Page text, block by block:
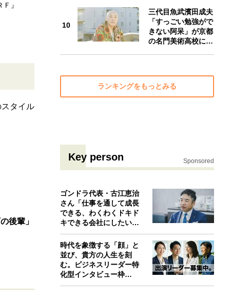
』
タイル
後輩」
10
三代目魚武濱田成夫
「すっごい勉強がで
きない阿呆」が京都
の名門美術高校に…
ランキングをもっとみる
Key person Sponsored
ゴンドラ代表・古江恵治
さん「仕事を通して成長
できる、わくわくドキド
キできる会社にしたいと
考えたんで…
時代を象徴する「顔」と
並び、貴方の人生を刻
む。ビジネスリーダー特
化型インタビュー枠
『Key person』始…